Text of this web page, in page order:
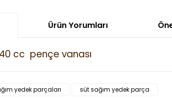
Ürün Yorumları
cc pençe vanası
resim, ürün açıklamalarında ve diğer konularda
için teşekkür ederiz.
yedek parçaları süt sağım yedek parça